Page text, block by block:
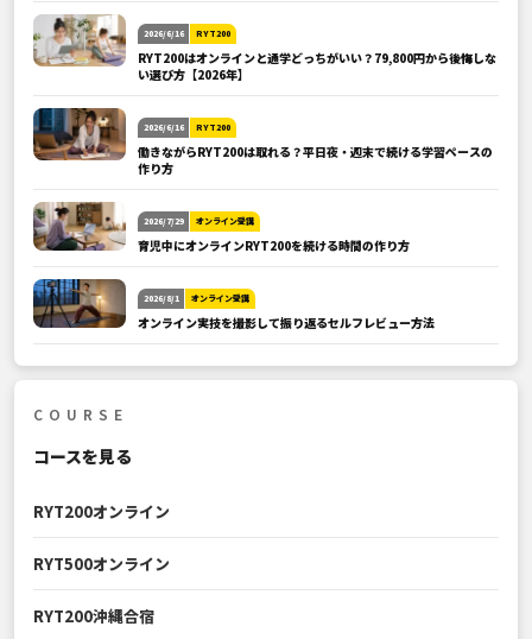
2026/6/16 RYT200
RYT200はオンラインと通学どっちがいい？79,800円から後悔しな
い選び方【2026年】
2026/6/16 RYT200
働きながらRYT200は取れる？平日夜・週末で続ける学習ペースの
作り方
2026/7/29 オンライン受講
育児中にオンラインRYT200を続ける時間の作り方
2026/8/1 オンライン受講
オンライン実技を撮影して振り返るセルフレビュー方法
COURSE
コースを見る
RYT200オンライン
RYT500オンライン
RYT200沖縄合宿